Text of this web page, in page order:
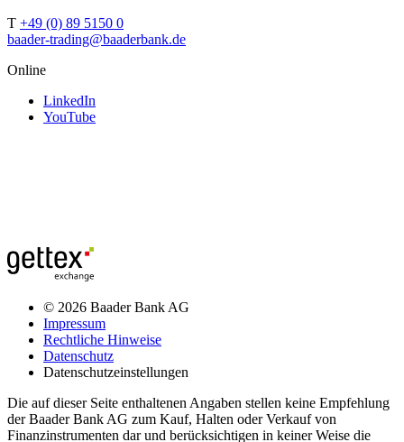
T +49 (0) 89 5150 0
baader-trading@baaderbank.de
Online
LinkedIn
YouTube
© 2026 Baader Bank AG
Impressum
Rechtliche Hinweise
Datenschutz
Datenschutzeinstellungen
Die auf dieser Seite enthaltenen Angaben stellen keine Empfehlung
der Baader Bank AG zum Kauf, Halten oder Verkauf von
Finanzinstrumenten dar und berücksichtigen in keiner Weise die